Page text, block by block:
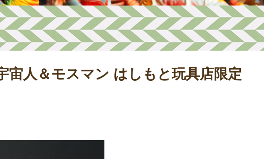
宙人＆モスマン はしもと玩具店限定